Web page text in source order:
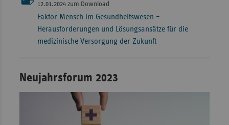
12.01.2024 zum Download
Faktor Mensch im Gesundheitswesen –
Herausforderungen und Lösungsansätze für die
medizinische Versorgung der Zukunft
Neujahrsforum 2023